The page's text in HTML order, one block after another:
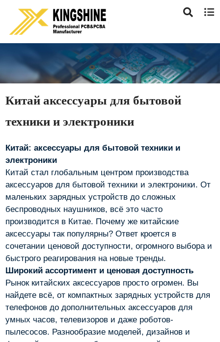
Китай аксессуары для бытовой
техники и электроники
Китай: аксессуары для бытовой техники и
электроники
Китай стал глобальным центром производства
аксессуаров для бытовой техники и электроники. От
маленьких зарядных устройств до сложных
беспроводных наушников, всё это часто
производится в Китае. Почему же китайские
аксессуары так популярны? Ответ кроется в
сочетании ценовой доступности, огромного выбора и
быстрого реагирования на новые тренды.
Широкий ассортимент и ценовая доступность
Рынок китайских аксессуаров просто огромен. Вы
найдете всё, от компактных зарядных устройств для
телефонов до дополнительных аксессуаров для
умных часов, телевизоров и даже роботов-
пылесосов. Разнообразие моделей, дизайнов и